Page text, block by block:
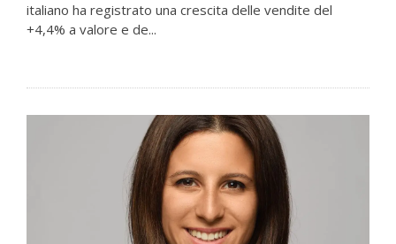
italiano ha registrato una crescita delle vendite del
+4,4% a valore e de...